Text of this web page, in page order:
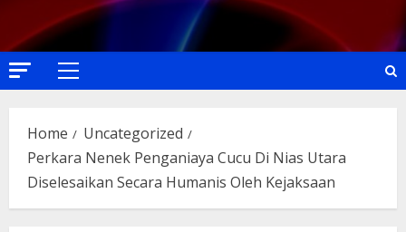
Primary
Home
Uncategorized
Perkara Nenek Penganiaya Cucu Di Nias Utara
Diselesaikan Secara Humanis Oleh Kejaksaan